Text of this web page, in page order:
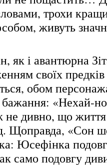
трохи
живуть
як і авантюрна
своїх
обом
«Нехай-
не дивно, що
Щоправда, «Сон
Юсефінка
само подовгу